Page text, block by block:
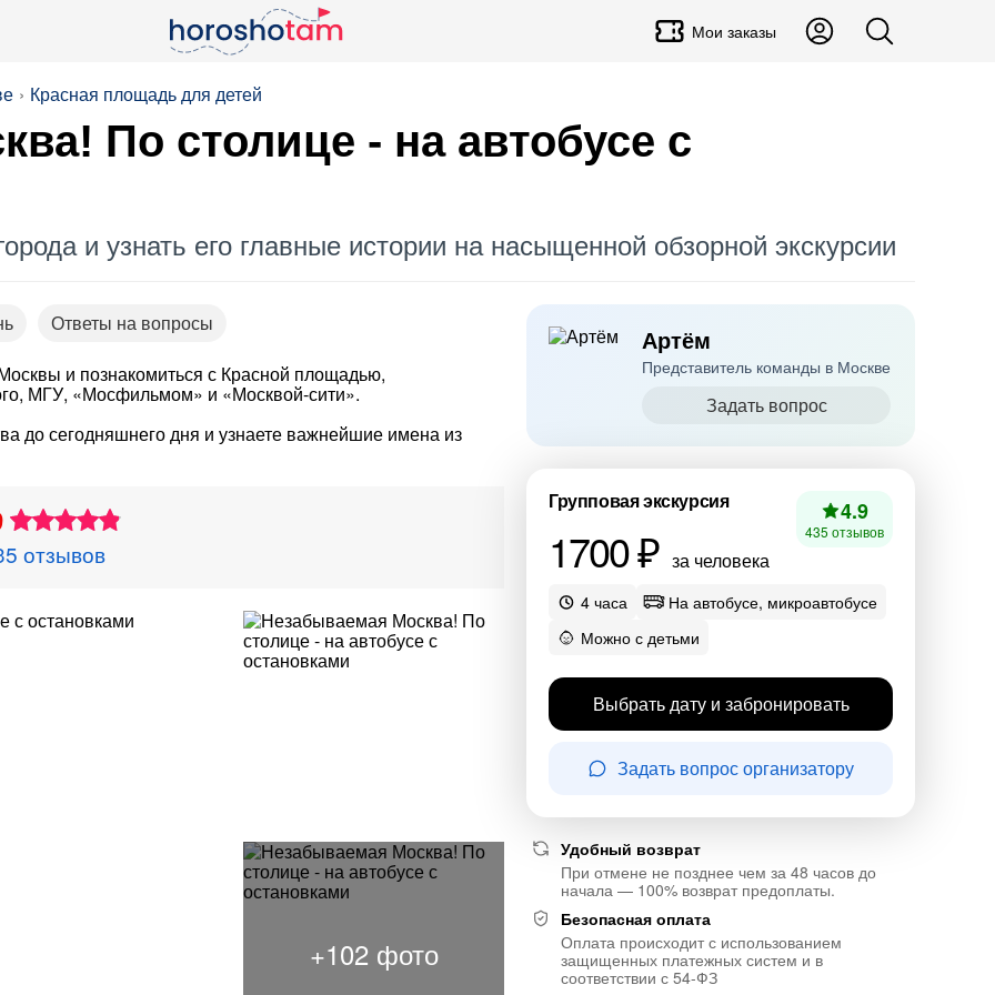
Мои заказы
Красная площадь для детей
По столице - на автобусе с
и узнать его главные истории на насыщенной обзорной экскурсии
Ответы на вопросы
и познакомиться с Красной площадью,
МГУ, «Мосфильмом» и «Москвой-сити».
до сегодняшнего дня и узнаете важнейшие имена из
отзывов
Артём
Представитель команды в Москве
Задать вопрос
Групповая экскурсия
1700 ₽ за человека
4.9
435 отзывов
4 часа
На автобусе, микроавтобусе
Можно с детьми
Выбрать дату и забронировать
Задать вопрос организатору
Удобный возврат
При отмене не позднее чем за 48 часов до
начала — 100% возврат предоплаты.
Безопасная оплата
Оплата происходит с использованием
защищенных платежных систем и в
соответствии с 54-ФЗ